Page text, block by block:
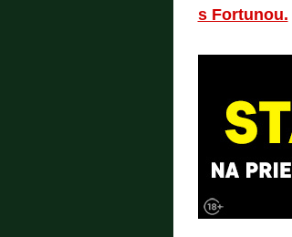
s Fortunou.